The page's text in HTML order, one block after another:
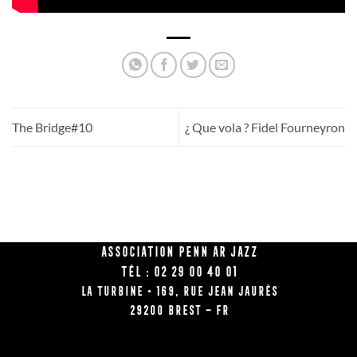
The Bridge#10 ¿ Que vola ? Fidel Fourneyron
Association Penn Ar Jazz
Tél : 02 29 00 40 01
La Turbine • 169, rue Jean Jaurès
29200 BREST – FR